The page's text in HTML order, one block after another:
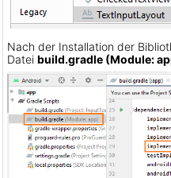
Nach der Installation der
Datei build.gradle (Module: